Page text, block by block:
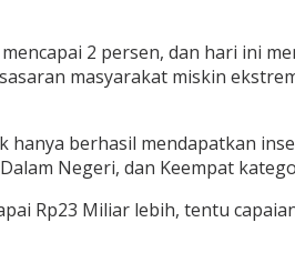
2 persen, dan hari ini
masyarakat miskin
hanya berhasil mendapatkan
Negeri, dan Keempat
Rp23 Miliar lebih, tentu